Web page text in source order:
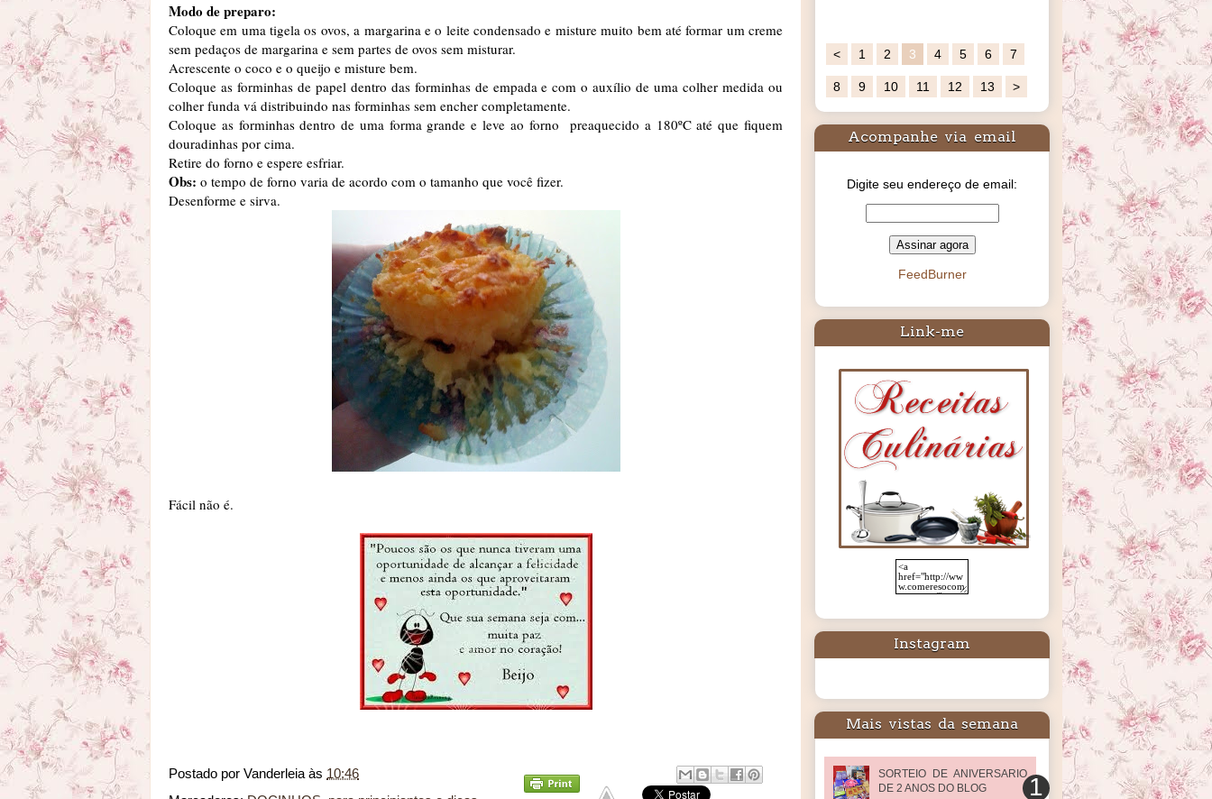
Modo de preparo:
Coloque em uma tigela os ovos, a margarina e o leite condensado e misture muito bem até formar um creme
sem pedaços de margarina e sem partes de ovos sem misturar.
Acrescente o coco e o queijo e misture bem.
Coloque as forminhas de papel dentro das forminhas de empada e com o auxílio de uma colher medida ou
colher funda vá distribuindo nas forminhas sem encher completamente.
Coloque as forminhas dentro de uma forma grande e leve ao forno preaquecido a 180ºC até que fiquem
douradinhas por cima.
Retire do forno e espere esfriar.
Obs: o tempo de forno varia de acordo com o tamanho que você fizer.
Desenforme e sirva.
Fácil não é.
Postado por Vanderleia às 10:46
< 1 2 3 4 5 6 7
8 9 10 11 12 13 >
Acompanhe via email
Digite seu endereço de email:
FeedBurner
Link-me
Instagram
Mais vistas da semana
SORTEIO DE ANIVERSARIO
DE 2 ANOS DO BLOG